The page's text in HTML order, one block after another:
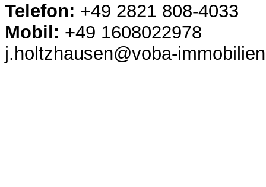
Telefon: +49 2821 808-4033
Mobil: +49 1608022978
j.holtzhausen@voba-